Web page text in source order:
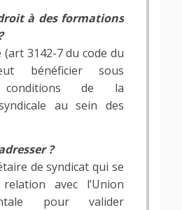
à des formations
3142-7 du code du
bénéficier sous
conditions de la
au sein des
?
de syndicat qui se
avec l’Union
pour valider